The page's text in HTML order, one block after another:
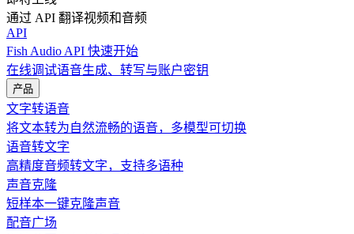
通过 API 翻译视频和音频
API
Fish Audio API 快速开始
在线调试语音生成、转写与账户密钥
产品
文字转语音
将文本转为自然流畅的语音，多模型可切换
语音转文字
高精度音频转文字，支持多语种
声音克隆
短样本一键克隆声音
配音广场